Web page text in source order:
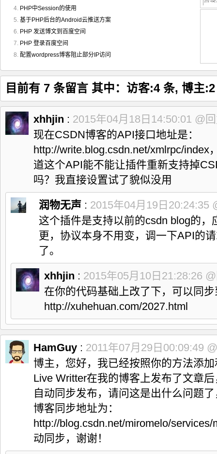
PHP中Session的使用
基于PHP后台的Android云推送方案
PHP 发送博文到百度空间
PHP 登录百度空间
配置wordpress博客阻止部分IP访问
目前有 7 条留言 其中：访客:4 条, 博主
xhhjin : 2015年04月18日14:50:01 @
现在CSDN博客的API接口地址是：
http://write.blog.csdn.net/xmlrpc/index
道这个API能不能让插件重新支持掉
吗？我直接设置试了貌似没用
润物无声 : 2015年04月19日20:24:35
这个插件是支持以前的csdn blog的
更，协议本身不用变，调一下API的
了。
xhhjin : 2015年05月10日21:28:26
在你的代码基础上改了下，可以同
http://xuhehuan.com/2027.html
HamGuy : 2011年07月29日00:09:49
博主，您好，我已经按照你的方法添
Live Writter在我的博客上发布了文章
自动同步发布，请问这是出什么问题
博客同步地址为：
http://blog.csdn.net/miromelo/
动同步，谢谢！